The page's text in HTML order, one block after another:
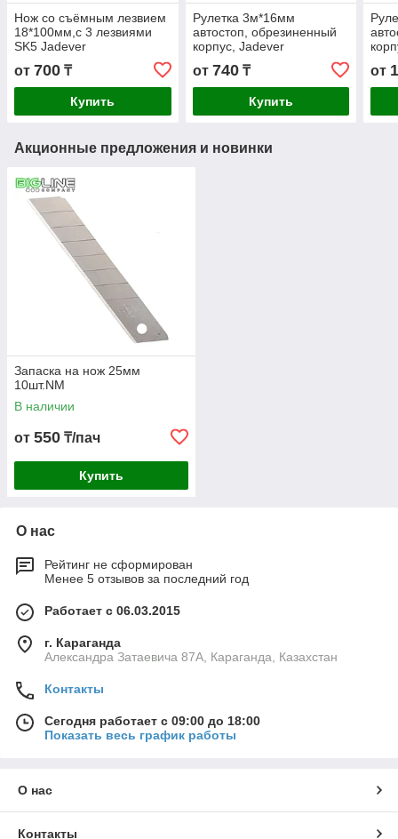
Нож со съёмным лезвием
18*100мм,с 3 лезвиями
SK5 Jadever
от 700 ₸
Купить
Рулетка 3м*16мм
автостоп, обрезиненный
корпус, Jadever
от 740₸
Купить
от
Акционные предложения и новинки
Запаска на нож 25мм
10шт.NM
В наличии
от 550 ₸/пач
Купить
О нас
Рейтинг не сформирован
Менее 5 отзывов за последний год
Работает с 06.03.2015
г. Караганда
Александра Затаевича 87А, Караганда, Казахстан
Контакты
Сегодня работает с 09:00 до 18:00
Показать весь график работы
О нас
Контакты